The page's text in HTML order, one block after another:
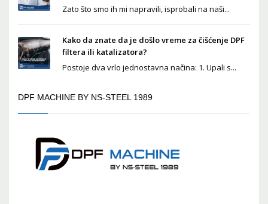
Zato što smo ih mi napravili, isprobali na naši...
Kako da znate da je došlo vreme za čišćenje DPF
filtera ili katalizatora?
Postoje dva vrlo jednostavna načina: 1. Upali s...
DPF MACHINE BY NS-STEEL 1989